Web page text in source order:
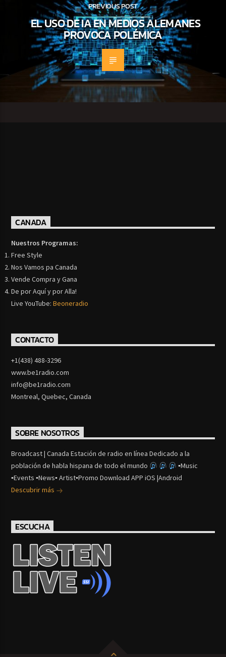
PREVIOUS POST
EL USO DE IA EN MEDIOS ALEMANES
PROVOCA POLÉMICA
CANADA
Nuestros Programas:
Free Style
Nos Vamos pa Canada
Vende Compra y Gana
De por Aquí y por Alla!
Live YouTube:Beoneradio
CONTACTO
+1(438) 488-3296
www.be1radio.com
info@be1radio.com
Montreal, Quebec, Canada
SOBRE NOSOTROS
Broadcast | Canada Estación de radio en línea Dedicado a la
población de habla hispana de todo el mundo
▪Music
▪Events ▪News▪ Artist▪Promo Download APP iOS |Android
Descubrir más
ESCUCHA